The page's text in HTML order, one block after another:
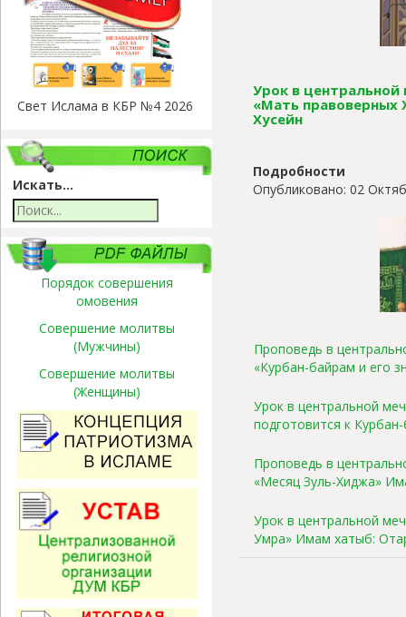
Свет Ислама в КБР №4 2026
Искать...
Порядок совершения
омовения
Совершение молитвы
(Мужчины)
Совершение молитвы
(Женщины)
Урок в центральной
«Мать
Хусейн
Подробности
Опубликовано: 02
Проповедь в
«Курбан-байрам и его
Урок в центральной
подготовится к
Проповедь в
«Месяц Зуль-Хиджа»
Урок в центральной
Умра» Имам хатыб: